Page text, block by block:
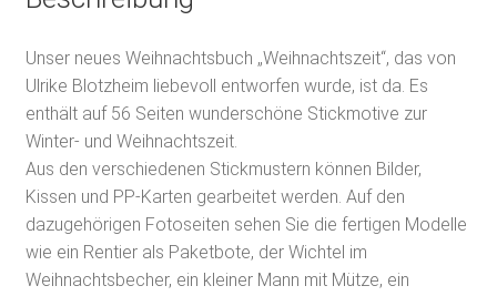
Unser neues Weihnachtsbuch „Weihnachtszeit“, das von
Ulrike Blotzheim liebevoll entworfen wurde, ist da. Es
enthält auf 56 Seiten wunderschöne Stickmotive zur
Winter- und Weihnachtszeit.
Aus den verschiedenen Stickmustern können Bilder,
Kissen und PP-Karten gearbeitet werden. Auf den
dazugehörigen Fotoseiten sehen Sie die fertigen Modelle
wie ein Rentier als Paketbote, der Wichtel im
Weihnachtsbecher, ein kleiner Mann mit Mütze, ein